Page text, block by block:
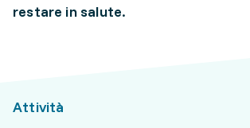
restare in salute.
Attività